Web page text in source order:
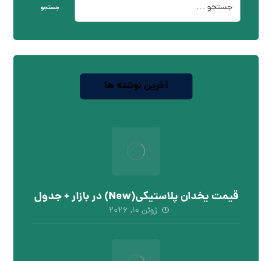
جستجو
آخرین نوشته ها
قیمت یخدان پلاستیکی(New) در بازار + جدول
ژوئن ۱۰, ۲۰۲۶